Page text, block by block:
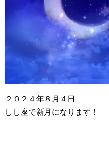
２０２４年８月４日
しし座で新月になります！